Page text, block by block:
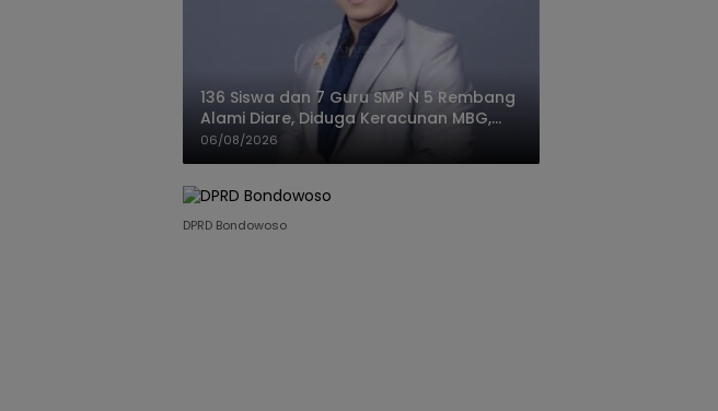
136 Siswa dan 7 Guru SMP N 5 Rembang
Alami Diare, Diduga Keracunan MBG,
Bagas: Harus Tanggung Jawab
06/08/2026
DPRD Bondowoso